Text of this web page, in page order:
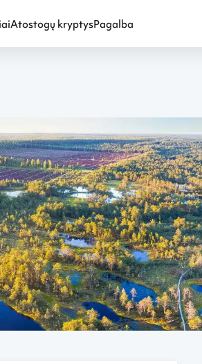
Atostogų kryptysPagalba